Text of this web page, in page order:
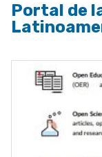
Portal de